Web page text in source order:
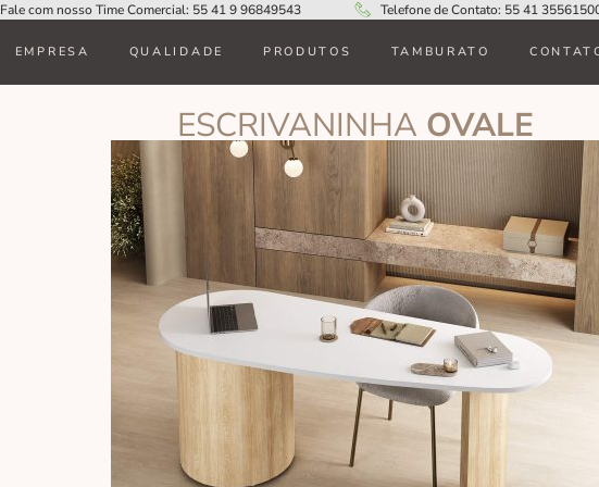
Fale com nosso Time Comercial: 55 41 9 96849543 Telefone de Contato: 55 41
EMPRESA QUALIDADE PRODUTOS TAMBURATO
ESCRIVANINHA OVALE